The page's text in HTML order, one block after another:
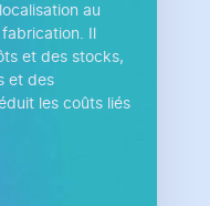
au
Il
et des stocks,
et des
les coûts liés